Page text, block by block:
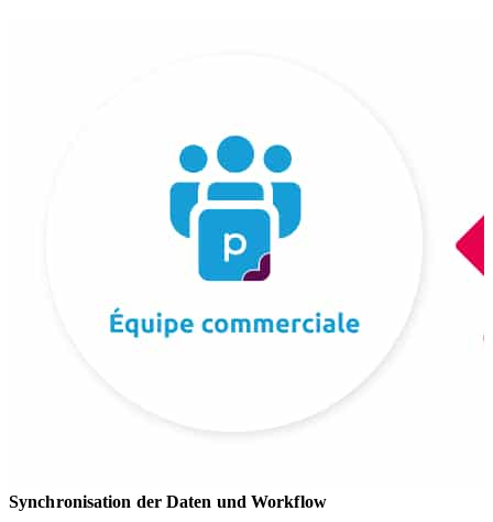
Synchronisation der Daten und Workflow